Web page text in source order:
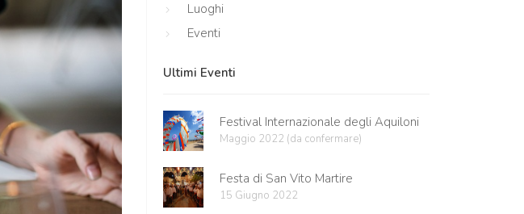
Luoghi
Eventi
Ultimi Eventi
Festival Internazionale degli Aquiloni
Maggio 2022 (da confermare)
Festa di San Vito Martire
15 Giugno 2022